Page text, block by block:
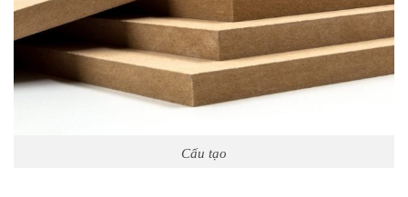
Cấu tạo